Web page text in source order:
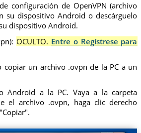
configuración de OpenVPN (archivo
su dispositivo Android o descárguelo
dispositivo Android.
OCULTO. Entre o Regístrese para
copiar un archivo .ovpn de la PC a un
Android a la PC. Vaya a la carpeta
el archivo .ovpn, haga clic derecho